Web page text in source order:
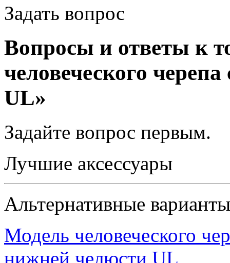
Задать вопрос
Вопросы и ответы к
человеческого
UL»
Задайте вопрос первым.
Лучшие аксессуары
Альтернативные варианты
Модель человеческого
нижней челюсти UL